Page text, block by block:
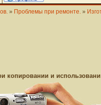
» Проблемы при ремонте. »
копировании и